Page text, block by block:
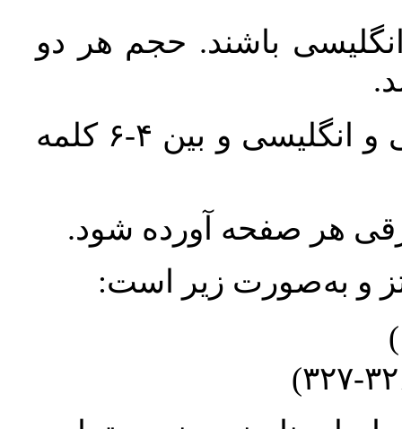
باشند. حجم هر دو
واژگان کلیدی بلافاصله پس از چکیده فارسی و انگلیسی و بین ۴-۶ کلمه
هر صفحه آورده شود.
و به‌صورت زیر است: